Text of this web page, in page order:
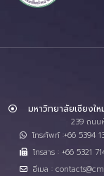
มหาวิทยาลัยเชียงให
239 ถนน
โทรศัพท์ :+66 5394
โทรสาร : +66 5321
อีเมล :